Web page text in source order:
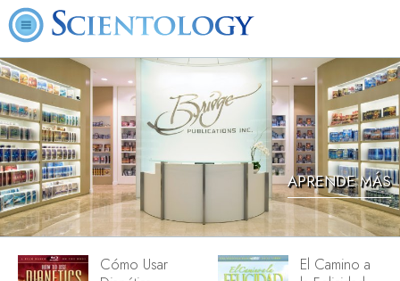
APRENDE MÁS
Cómo Usar
El Camino a